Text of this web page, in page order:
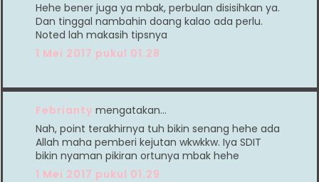
Hehe bener juga ya mbak, perbulan disisihkan ya.
Dan tinggal nambahin doang kalao ada perlu.
Noted lah makasih tipsnya
1 Mei 2017 pukul 01.28
Febrianty mengatakan…
Nah, point terakhirnya tuh bikin senang hehe ada
Allah maha pemberi kejutan wkwkkw. Iya SDIT
bikin nyaman pikiran ortunya mbak hehe
1 Mei 2017 pukul 01.29